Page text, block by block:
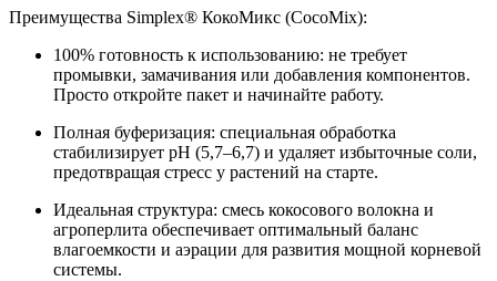
Преимущества Simplex® КокоМикс (CocoMix):
100% готовность к использованию: не требует
промывки, замачивания или добавления компонентов.
Просто откройте пакет и начинайте работу.
Полная буферизация: специальная обработка
стабилизирует pH (5,7–6,7) и удаляет избыточные соли,
предотвращая стресс у растений на старте.
Идеальная структура: смесь кокосового волокна и
агроперлита обеспечивает оптимальный баланс
влагоемкости и аэрации для развития мощной корневой
системы.